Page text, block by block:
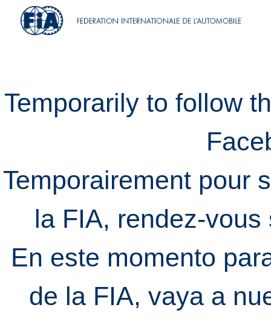
Temporarily to follow
Temporairement pour
la FIA, rendez-
En este momento
de la FIA, vaya a